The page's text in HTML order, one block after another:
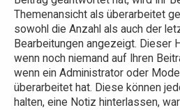
Themenansicht als überarbeitet
sowohl die Anzahl als auch der
Bearbeitungen angezeigt. Dieser
wenn noch niemand auf Ihren
wenn ein Administrator oder
überarbeitet hat. Diese können
halten, eine Notiz hinterlassen,